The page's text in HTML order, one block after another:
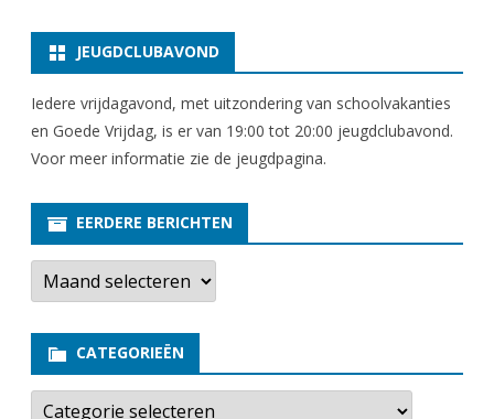
JEUGDCLUBAVOND
Iedere vrijdagavond, met uitzondering van schoolvakanties
en Goede Vrijdag, is er van 19:00 tot 20:00 jeugdclubavond.
Voor meer informatie zie de jeugdpagina.
EERDERE BERICHTEN
E
r
e
e
b
CATEGORIEËN
C